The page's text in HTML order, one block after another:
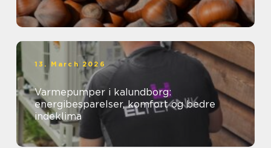
13. March 2026
Varmepumper i kalundborg:
energibesparelser, komfort og bedre
indeklima